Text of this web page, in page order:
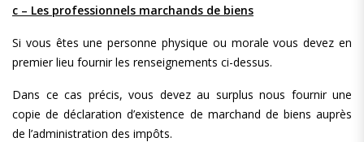
c – Les professionnels marchands de biens
Si vous êtes une personne physique ou morale vous devez en
premier lieu fournir les renseignements ci-dessus.
Dans ce cas précis, vous devez au surplus nous fournir une
copie de déclaration d’existence de marchand de biens auprès
de l’administration des impôts.